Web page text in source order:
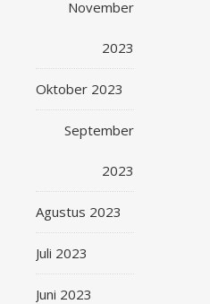
November
2023
Oktober 2023
September
2023
Agustus 2023
Juli 2023
Juni 2023